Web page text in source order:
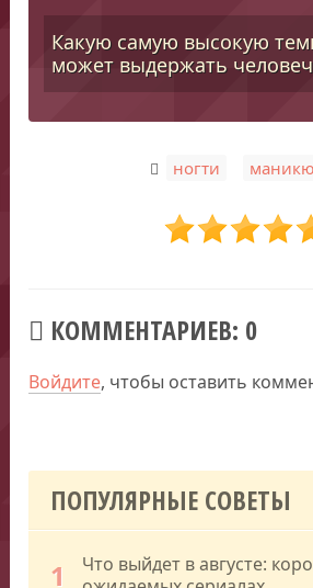
Какую самую высокую
может выдержать
ногти
КОММЕНТАРИЕВ: 0
Войдите, чтобы оставить
ПОПУЛЯРНЫЕ СОВЕТЫ
1
Что выйдет в августе: